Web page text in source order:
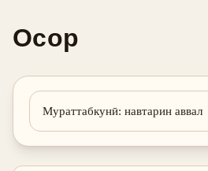
Осор
Мураттабкунӣ: навтарин аввал